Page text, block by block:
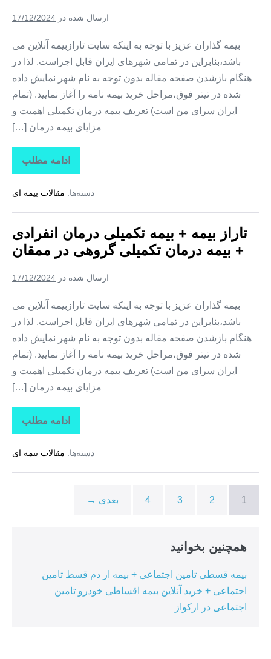
وایقان
ارسال شده در 17/12/2024
بیمه گذاران عزیز با توجه به اینکه سایت تارازبیمه آنلاین می
باشد،بنابراین در تمامی شهرهای ایران قابل اجراست. لذا در
هنگام بازشدن صفحه مقاله بدون توجه به نام شهر نمایش داده
شده در تیتر فوق،مراحل خرید بیمه نامه را آغاز نمایید. (تمام
ایران سرای من است) تعریف بیمه درمان تکمیلی اهمیت و
مزایای بیمه درمان […]
ادامه مطلب
تاراز
بیمه
بیمه
درمان
+
بیمه
درمان
در
دسته‌ها: مقالات بیمه ای
تاراز بیمه + بیمه تکمیلی درمان انفرادی
+ بیمه درمان تکمیلی گروهی در ممقان
ارسال شده در 17/12/2024
بیمه گذاران عزیز با توجه به اینکه سایت تارازبیمه آنلاین می
باشد،بنابراین در تمامی شهرهای ایران قابل اجراست. لذا در
هنگام بازشدن صفحه مقاله بدون توجه به نام شهر نمایش داده
شده در تیتر فوق،مراحل خرید بیمه نامه را آغاز نمایید. (تمام
ایران سرای من است) تعریف بیمه درمان تکمیلی اهمیت و
مزایای بیمه درمان […]
ادامه مطلب
تاراز
بیمه
بیمه
درمان
دسته‌ها: مقالات بیمه ای
1
2
3
4 بعدی →
همچنین بخوانید
بیمه قسطی تامین اجتماعی + بیمه از دم قسط تامین
اجتماعی + خرید آنلاین بیمه اقساطی خودرو تامین
اجتماعی در ارکواز